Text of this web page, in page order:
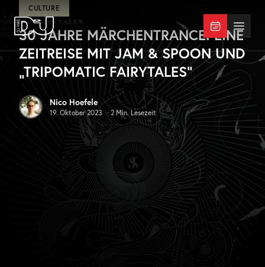
Zum Hauptinhalt springen
DJ Mag Germany Menü
CULTURE
30 JAHRE MÄRCHENTRANCE: EINE
ZEITREISE MIT JAM & SPOON UND
„TRIPOMATIC FAIRYTALES“
Nico Hoefele
19. Oktober 2023 · 2 Min. Lesezeit